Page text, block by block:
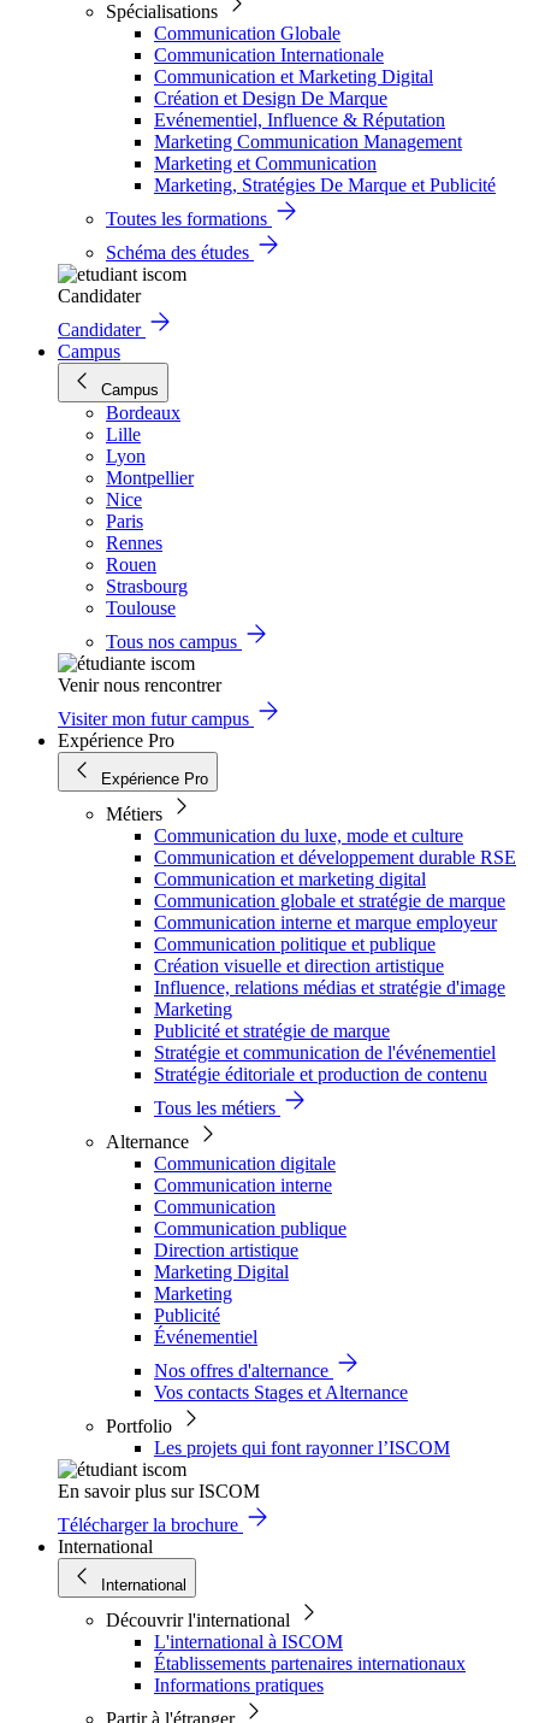
Spécialisations
Communication Globale
Communication Internationale
Communication et Marketing Digital
Création et Design De Marque
Evénementiel, Influence & Réputation
Marketing Communication Management
Marketing et Communication
Marketing, Stratégies De Marque et Publicité
Toutes les formations
Schéma des études
Candidater
Candidater
Campus
Campus
Bordeaux
Lille
Lyon
Montpellier
Nice
Paris
Rennes
Rouen
Strasbourg
Toulouse
Tous nos campus
Venir nous rencontrer
Visiter mon futur campus
Expérience Pro
Expérience Pro
Métiers
Communication du luxe, mode et culture
Communication et développement durable RSE
Communication et marketing digital
Communication globale et stratégie de marque
Communication interne et marque employeur
Communication politique et publique
Création visuelle et direction artistique
Influence, relations médias et stratégie d'image
Marketing
Publicité et stratégie de marque
Stratégie et communication de l'événementiel
Stratégie éditoriale et production de contenu
Tous les métiers
Alternance
Communication digitale
Communication interne
Communication
Communication publique
Direction artistique
Marketing Digital
Marketing
Publicité
Événementiel
Nos offres d'alternance
Vos contacts Stages et Alternance
Portfolio
Les projets qui font rayonner l’ISCOM
En savoir plus sur ISCOM
Télécharger la brochure
International
International
Découvrir l'international
L'international à ISCOM
Établissements partenaires internationaux
Informations pratiques
Partir à l'étranger